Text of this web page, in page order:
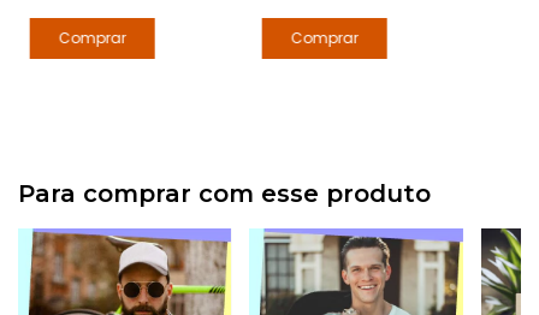
Para comprar com esse produto